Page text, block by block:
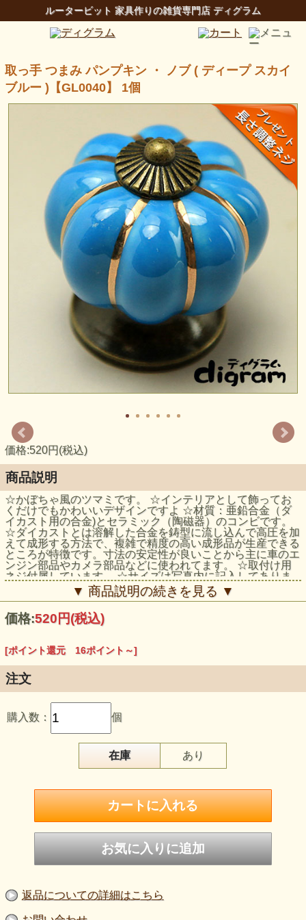
ルータービット 家具作りの雑貨専門店 ディグラム
取っ手 つまみ パンプキン ・ ノブ ( ディープ スカイ
ブルー )【GL0040】 1個
価格:520円(税込)
商品説明
☆かぼちゃ風のツマミです。 ☆インテリアとして飾ってお
くだけでもかわいいデザインですよ ☆材質：亜鉛合金（ダ
イカスト用の合金)とセラミック（陶磁器）のコンビです。
☆ダイカストとは溶解した合金を鋳型に流し込んで高圧を加
えて成形する方法で、複雑で精度の高い成形品が生産できる
ところが特徴です。寸法の安定性が良いことから主に車のエ
ンジン部品やカメラ部品などに使われてます。 ☆取付け用
ネジ付属しています。 ☆サイズは写真内に記入してありま
すが、多少の誤差が出ます。 ☆現在ある家具のノブや取手
を交換するだけで、雰囲気を変えることが出来ますよ。 ☆
その他、キッチンの扉やバスルームの抽斗などのノブ、取
手、交換だけで高級感がまします。 ☆５枚目の写真がある
▼ 商品説明の続きを見る ▼
価格:520円(税込)
[ポイント還元 16ポイント～]
注文
購入数： 個
在庫 あり
返品についての詳細はこちら